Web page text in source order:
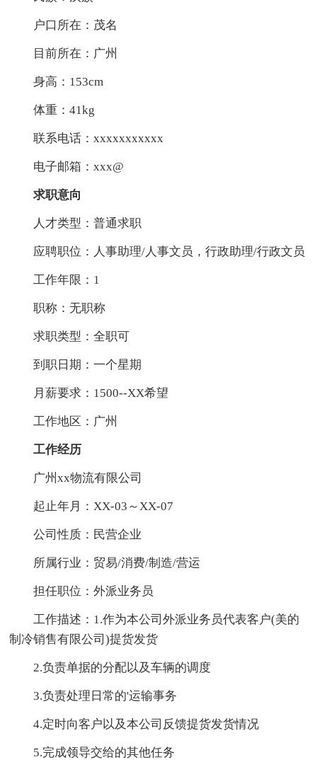
户口所在：茂名
目前所在：广州
身高：153cm
体重：41kg
联系电话：xxxxxxxxxxx
电子邮箱：xxx@
求职意向
人才类型：普通求职
应聘职位：人事助理/人事文员，行政助理/行政文员
工作年限：1
职称：无职称
求职类型：全职可
到职日期：一个星期
月薪要求：1500--XX希望
工作地区：广州
工作经历
广州xx物流有限公司
起止年月：XX-03～XX-07
公司性质：民营企业
所属行业：贸易/消费/制造/营运
担任职位：外派业务员
工作描述：1.作为本公司外派业务员代表客户(美的
制冷销售有限公司)提货发货
2.负责单据的分配以及车辆的调度
3.负责处理日常的'运输事务
4.定时向客户以及本公司反馈提货发货情况
5.完成领导交给的其他任务